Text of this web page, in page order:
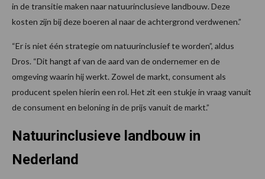
in de transitie maken naar natuurinclusieve landbouw. Deze
kosten zijn bij deze boeren al naar de achtergrond verdwenen.”
“Er is niet één strategie om natuurinclusief te worden”, aldus
Dros. “Dit hangt af van de aard van de ondernemer en de
omgeving waarin hij werkt. Zowel de markt, consument als
producent spelen hierin een rol. Het zit een stukje in vraag vanuit
de consument en beloning in de prijs vanuit de markt.”
Natuurinclusieve landbouw in
Nederland